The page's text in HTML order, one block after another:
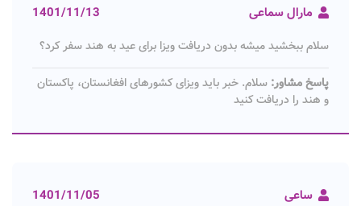
مارال سماعی 1401/11/13
سلام ببخشید میشه بدون دریافت ویزا برای عید به هند سفر کرد؟
پاسخ مشاور: سلام. خبر باید ویزای کشورهای افغانستان، پاکستان
و هند را دریافت کنید
ساعی 1401/11/05